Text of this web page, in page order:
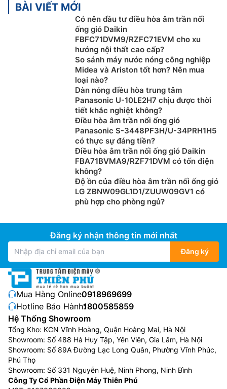
BÀI VIẾT MỚI
Có nên đầu tư điều hòa âm trần nối
ống gió Daikin
FBFC71DVM9/RZFC71EVM cho xu
hướng nội thất cao cấp?
So sánh máy nước nóng công nghiệp
Midea và Ariston tốt hơn? Nên mua
loại nào?
Dàn nóng điều hòa trung tâm
Panasonic U-10LE2H7 chịu được thời
tiết khắc nghiệt không?
Điều hòa âm trần nối ống gió
Panasonic S-3448PF3H/U-34PRH1H5
có thực sự đáng tiền?
Điều hòa âm trần nối ống gió Daikin
FBA71BVMA9/RZF71DVM có tốn điện
không?
Độ ồn của điều hòa âm trần nối ống gió
LG ZBNW09GL1D1/ZUUW09GV1 có
phù hợp cho phòng ngủ?
Đăng ký nhận thông tin mới nhất
Đăng ký
Mua Hàng Online:0918969699
Hotline Bảo Hành:1800585859
Hệ Thống Showroom
Tổng Kho: KCN Vĩnh Hoàng, Quận Hoàng Mai, Hà Nội
Showroom: Số 488 Hà Huy Tập, Yên Viên, Gia Lâm, Hà Nội
Showroom: Số 89A Đường Lạc Long Quân, Phường Vĩnh Phúc,
Phú Thọ
Showroom: Số 331 Nguyễn Huệ, Ninh Phong, Ninh Bình
Công Ty Cổ Phần Điện Máy Thiên Phú